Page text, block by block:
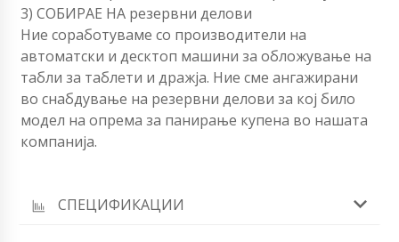
3) СОБИРАЕ НА резервни делови
Ние соработуваме со производители на
автоматски и десктоп машини за обложување на
табли за таблети и дражја. Ние сме ангажирани
во снабдување на резервни делови за кој било
модел на опрема за панирање купена во нашата
компанија.
СПЕЦИФИКАЦИИ